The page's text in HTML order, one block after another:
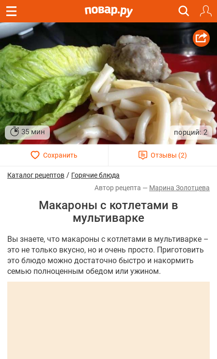
35 мин 2
Каталог рецептов / Горячие блюда
Марина Золотцева
Макароны с котлетами в
мультиварке
Вы знаете, что макароны с котлетами в мультиварке –
это не только вкусно, но и очень просто. Приготовить
это блюдо можно достаточно быстро и накормить
семью полноценным обедом или ужином.